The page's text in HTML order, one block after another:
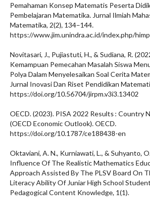
Pemahaman Konsep Matematis Peserta
Pembelajaran Matematika. Jurnal Ilmiah
Matematika, 2(2), 134–144.
https://www.jim.unindra.ac.id/index.php/
Novitasari, J., Pujiastuti, H., & Sudiana, R.
Kemampuan Pemecahan Masalah Siswa
Polya Dalam Menyelesaikan Soal Cerita
Jurnal Inovasi Dan Riset Pendidikan
https://doi.org/10.56704/jirpm.v3i3.13402
OECD. (2023). PISA 2022 Results : Country
(OECD Economic Outlook). OECD.
https://doi.org/10.1787/ce188438-en
Oktaviani, A. N., Kurniawati, L., & Suhyanto,
Influence Of The Realistic Mathematics
Approach Assisted By The PLSV Board On
Literacy Ability Of Juniar High School
Pedagogical Content Knowledge, 1(1).